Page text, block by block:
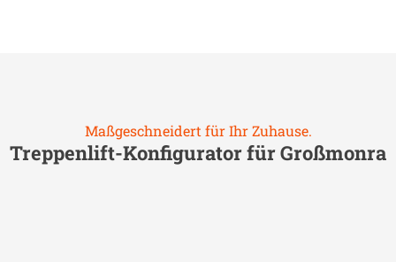
Maßgeschneidert für Ihr Zuhause.
Treppenlift-Konfigurator fürGroßmonra